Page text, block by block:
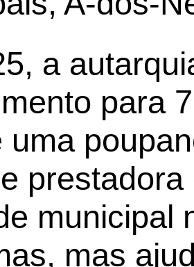
a
para
uma
municipal
mas